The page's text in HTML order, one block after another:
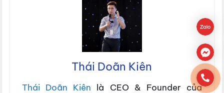
Thái Doãn Kiên
Thái Doãn Kiên là CEO & Founder của